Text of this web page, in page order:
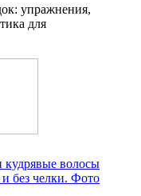
волосы
без челки. Фото